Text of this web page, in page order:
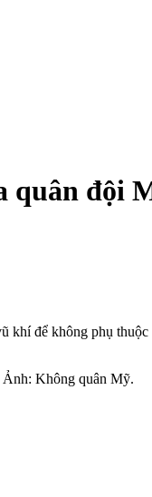
quân đội
khí để không phụ
Ảnh: Không quân Mỹ.